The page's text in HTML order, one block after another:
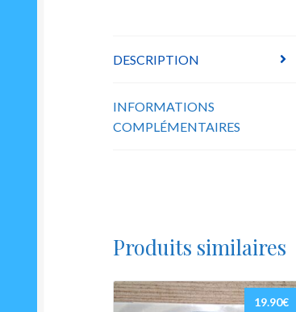
DESCRIPTION
INFORMATIONS
COMPLÉMENTAIRES
Produits similaires
19.90€